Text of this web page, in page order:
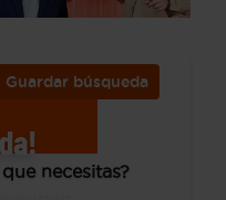
Guardar búsqueda
necesitas?